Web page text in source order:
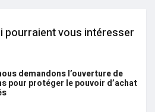
pourraient vous intéresser
demandons l’ouverture de
pour protéger le pouvoir d’achat